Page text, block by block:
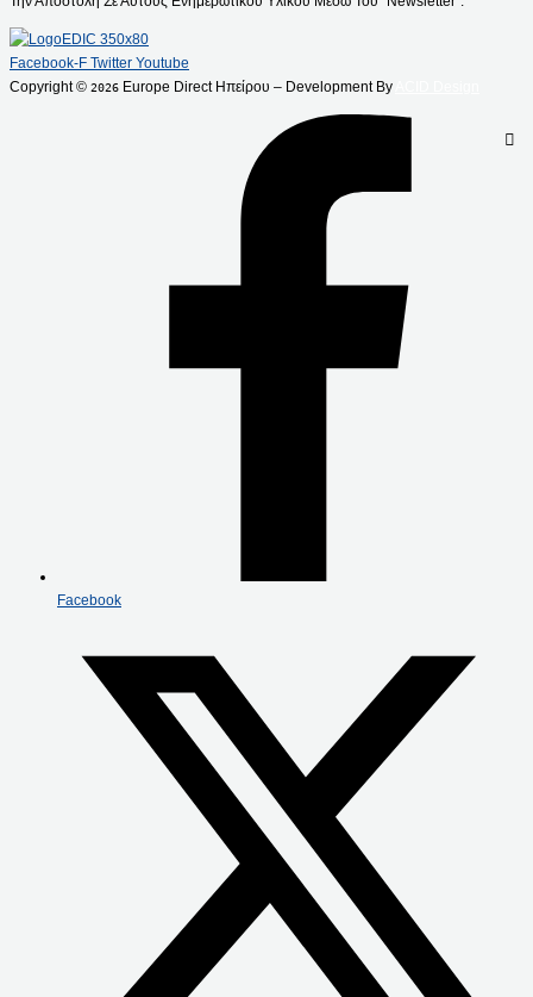
Facebook-F Twitter Youtube
Copyright © 2026 Europe Direct Ηπείρου – Development By
Facebook